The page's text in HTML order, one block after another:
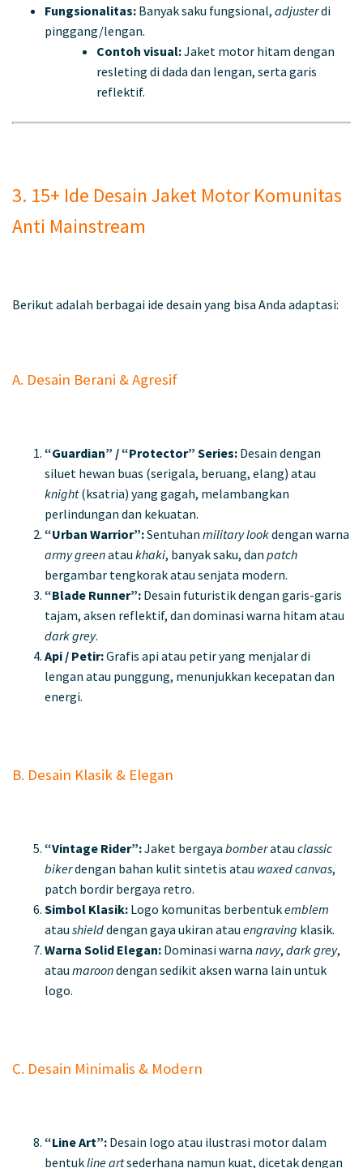
Fungsionalitas: Banyak saku fungsional, adjusterdi
pinggang/lengan.
Contoh visual:Jaket motor hitam dengan
resleting di dada dan lengan, serta garis
reflektif.
3. 15+ Ide Desain Jaket Motor Komunitas
Anti Mainstream
Berikut adalah berbagai ide desain yang bisa Anda adaptasi:
A. Desain Berani & Agresif
“Guardian” / “Protector” Series: Desain dengan
siluet hewan buas (serigala, beruang, elang) atau
knight(ksatria) yang gagah, melambangkan
perlindungan dan kekuatan.
“Urban Warrior”:Sentuhan military lookdengan warna
army greenatau khaki, banyak saku, dan patch
bergambar tengkorak atau senjata modern.
“Blade Runner”: Desain futuristik dengan garis-garis
tajam, aksen reflektif, dan dominasi warna hitam atau
dark grey.
Api / Petir:Grafis api atau petir yang menjalar di
lengan atau punggung, menunjukkan kecepatan dan
energi.
B. Desain Klasik & Elegan
“Vintage Rider”:Jaket bergaya bomberatau classic
bikerdengan bahan kulit sintetis atau waxed canvas,
patch bordir bergaya retro.
Simbol Klasik: Logo komunitas berbentukemblem
atau shielddengan gaya ukiran atau engraving klasik.
Warna Solid Elegan: Dominasi warna navy, dark grey,
atau maroondengan sedikit aksen warna lain untuk
logo.
C. Desain Minimalis & Modern
“Line Art”: Desain logo atau ilustrasi motor dalam
bentukline artsederhana namun kuat, dicetak dengan